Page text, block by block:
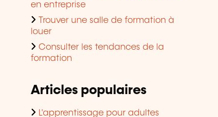
en entreprise
Trouver une salle de formation à
louer
Consulter les tendances de la
formation
Articles populaires
L'apprentissage pour adultes